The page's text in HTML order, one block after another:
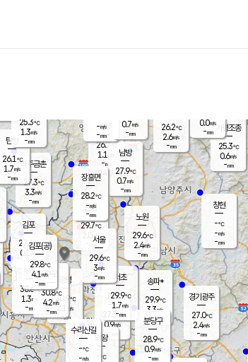
양주
26.7℃
1.1
-mm
과천
27.3℃
0.9m/s
- mm
경기광주
27.0℃
2.4m/s
-mm
파주금촌
27.3℃
3.3m/s
-mm
가평조종
25.3℃
0.6m/s
-mm
26.2℃
2.6m/s
-mm
창현
-℃
-m/s
-mm
탄현
26.1℃
1.7m/s
-mm
0.0m/s
-mm
의왕
- ℃
김포
27.4℃
0.1 m/s
mm
광명
30.9 ℃
2.1 m/s
-mm
부천
30.6℃
1.3m/s
-mm
구로
30.8℃
4.2m/s
-mm
은평
29.7℃
2.0 m/s
- mm
노원
29.6℃
2.4m/s
-mm
송파*
29.9℃
3.3m/s
-mm
서초
29.9℃
1.7m/s
-mm
남방
27.9℃
0.7m/s
-mm
수리산길
-℃
-m/s
분당구
28.9℃
0.9m/s
-mm
장흥면
28.2℃
-m/s
-mm
-m/s
-mm
김포(공)
29.8℃
4.1 m/s
-mm
서울
29.6℃
3m/s
-mm
25.3℃
1.3m/s
-mm
0.7m/s
-mm